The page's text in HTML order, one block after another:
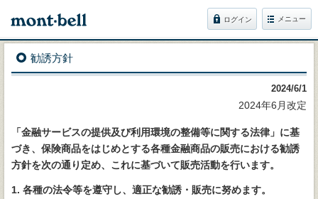
ログイン メニュー
勧誘方針
2024/6/1
2024年6月改定
「金融サービスの提供及び利用環境の整備等に関する法律」に基
づき、保険商品をはじめとする各種金融商品の販売における勧誘
方針を次の通り定め、これに基づいて販売活動を行います。
1. 各種の法令等を遵守し、適正な勧誘・販売に努めます。